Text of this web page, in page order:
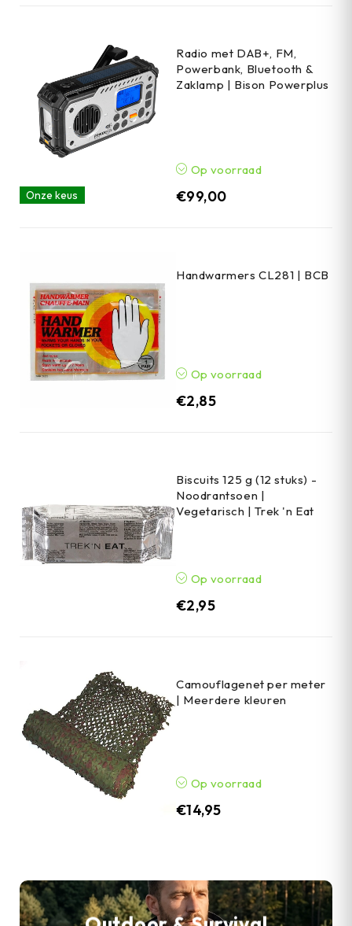
Onze keus
Radio met DAB+, FM,
Powerbank, Bluetooth &
Zaklamp | Bison Powerplus
Op voorraad
€99,00
Handwarmers CL281 | BCB
Op voorraad
€2,85
Biscuits 125 g (12 stuks) -
Noodrantsoen |
Vegetarisch | Trek 'n Eat
Op voorraad
€2,95
Camouflagenet per meter
| Meerdere kleuren
Op voorraad
€14,95